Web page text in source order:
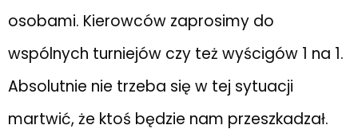
osobami. Kierowców zaprosimy do
wspólnych turniejów czy też wyścigów 1 na 1.
Absolutnie nie trzeba się w tej sytuacji
martwić, że ktoś będzie nam przeszkadzał.